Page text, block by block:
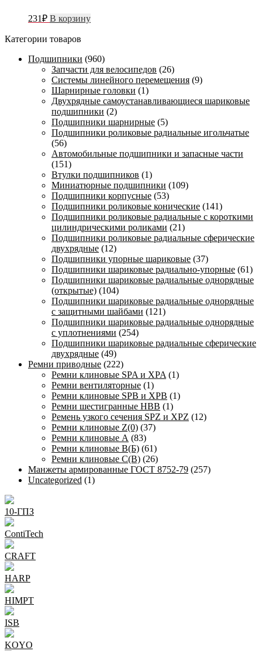
231₽ В корзину
Категории товаров
Подшипники (960)
Запчасти для велосипедов (26)
Системы линейного перемещения (9)
Шарнирные головки (1)
Двухрядные самоустанавливающиеся шариковые
подшипники (2)
Подшипники шарнирные (5)
Подшипники роликовые радиальные игольчатые
(56)
Автомобильные подшипники и запасные части
(151)
Втулки подшипников (1)
Миниатюрные подшипники (109)
Подшипники корпусные (53)
Подшипники роликовые конические (141)
Подшипники роликовые радиальные с короткими
цилиндрическими роликами (21)
Подшипники роликовые радиальные сферические
двухрядные (12)
Подшипники упорные шариковые (37)
Подшипники шариковые радиально-упорные (61)
Подшипники шариковые радиальные однорядные
(открытые) (104)
Подшипники шариковые радиальные однорядные
с защитными шайбами (121)
Подшипники шариковые радиальные однорядные
с уплотнениями (254)
Подшипники шариковые радиальные сферические
двухрядные (49)
Ремни приводные (222)
Ремни клиновые SPA и XPA (1)
Ремни вентиляторные (1)
Ремни клиновые SPB и XPB (1)
Ремни шестигранные HBB (1)
Ремень узкого сечения SPZ и XPZ (12)
Ремни клиновые Z(0) (37)
Ремни клиновые А (83)
Ремни клиновые В(Б) (61)
Ремни клиновые С(В) (26)
Манжеты армированные ГОСТ 8752-79 (257)
Uncategorized (1)
10-ГПЗ
ContiTech
CRAFT
HARP
HIMPT
ISB
KOYO